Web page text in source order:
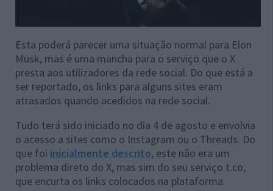
Esta poderá parecer uma situação normal para Elon
Musk, mas é uma mancha para o serviço que o X
presta aos utilizadores da rede social. Do que está a
ser reportado, os links para alguns sites eram
atrasados quando acedidos na rede social.
Tudo terá sido iniciado no dia 4 de agosto e envolvia
o acesso a sites como o Instagram ou o Threads. Do
que foi inicialmente descrito, este não era um
problema direto do X, mas sim do seu serviço t.co,
que encurta os links colocados na plataforma.